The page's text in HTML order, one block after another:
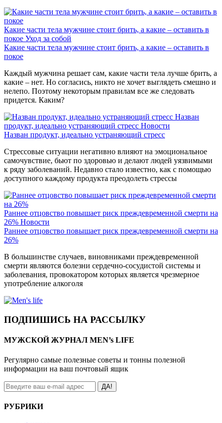
Какие части тела мужчине стоит брить, а какие – оставить в
покое Уход за собой
Какие части тела мужчине стоит брить, а какие – оставить в
покое
Каждый мужчина решает сам, какие части тела лучше брить, а
какие – нет. Но согласись, никто не хочет выглядеть смешно и
нелепо. Поэтому некоторым правилам все же следовать
придется. Каким?
Назван
продукт, идеально устраняющий стресс Новости
Назван продукт, идеально устраняющий стресс
Стрессовые ситуации негативно влияют на эмоциональное
самочувствие, бьют по здоровью и делают людей уязвимыми
к ряду заболеваний. Недавно стало известно, как с помощью
доступного каждому продукта преодолеть стрессы
Раннее отцовство повышает риск преждевременной смерти на
26% Новости
Раннее отцовство повышает риск преждевременной смерти на
26%
В большинстве случаев, виновниками преждевременной
смерти являются болезни сердечно-сосудистой системы и
заболевания, провокатором которых является чрезмерное
употребление алкоголя
ПОДПИШИСЬ НА РАССЫЛКУ
МУЖСКОЙ ЖУРНАЛ MEN’s LIFE
Регулярно самые полезные советы и тонны полезной
информации на ваш почтовый ящик
ДА!
РУБРИКИ